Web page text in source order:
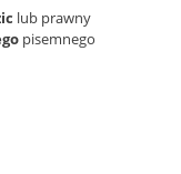
lub prawny
pisemnego